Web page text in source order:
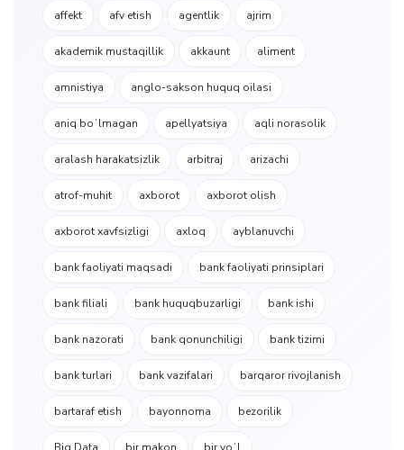
affekt afv etish agentlik ajrim
akademik mustaqillik akkaunt aliment
amnistiya anglo-sakson huquq oilasi
aniq boʻlmagan apellyatsiya aqli norasolik
aralash harakatsizlik arbitraj arizachi
atrof-muhit axborot axborot olish
axborot xavfsizligi axloq ayblanuvchi
bank faoliyati maqsadi bank faoliyati prinsiplari
bank filiali bank huquqbuzarligi bank ishi
bank nazorati bank qonunchiligi bank tizimi
bank turlari bank vazifalari barqaror rivojlanish
bartaraf etish bayonnoma bezorilik